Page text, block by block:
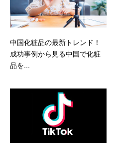
中国化粧品の最新トレンド！
成功事例から見る中国で化粧
品を...